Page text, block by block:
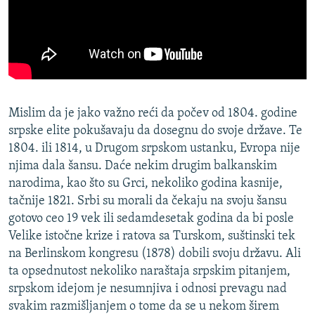
Mislim da je jako važno reći da počev od 1804. godine
srpske elite pokušavaju da dosegnu do svoje države. Te
1804. ili 1814, u Drugom srpskom ustanku, Evropa nije
njima dala šansu. Daće nekim drugim balkanskim
narodima, kao što su Grci, nekoliko godina kasnije,
tačnije 1821. Srbi su morali da čekaju na svoju šansu
gotovo ceo 19 vek ili sedamdesetak godina da bi posle
Velike istočne krize i ratova sa Turskom, suštinski tek
na Berlinskom kongresu (1878) dobili svoju državu. Ali
ta opsednutost nekoliko naraštaja srpskim pitanjem,
srpskom idejom je nesumnjiva i odnosi prevagu nad
svakim razmišljanjem o tome da se u nekom širem